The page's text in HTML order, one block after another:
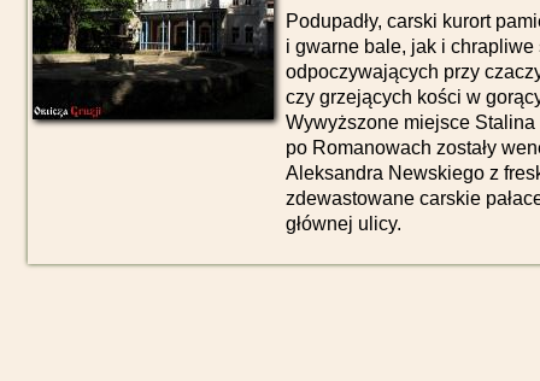
Podupadły, carski kurort
i gwarne bale, jak i
odpoczywających przy
czy grzejących kości w
Wywyższone miejsce
po Romanowach zostały
Aleksandra Newskiego z
zdewastowane carskie
głównej ulicy.